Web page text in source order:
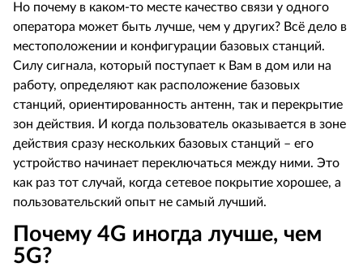
Но почему в каком-то месте качество связи у одного
оператора может быть лучше, чем у других? Всё дело в
местоположении и конфигурации базовых станций.
Силу сигнала, который поступает к Вам в дом или на
работу, определяют как расположение базовых
станций, ориентированность антенн, так и перекрытие
зон действия. И когда пользователь оказывается в зоне
действия сразу нескольких базовых станций – его
устройство начинает переключаться между ними. Это
как раз тот случай, когда сетевое покрытие хорошее, а
пользовательский опыт не самый лучший.
Почему 4G иногда лучше, чем
5G?